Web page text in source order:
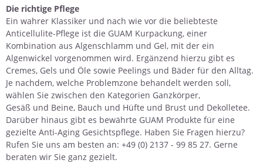
Die richtige Pflege
Ein wahrer Klassiker und nach wie vor die beliebteste
Anticellulite-Pflege ist die GUAM Kurpackung, einer
Kombination aus Algenschlamm und Gel, mit der ein
Algenwickel vorgenommen wird. Ergänzend hierzu gibt es
Cremes, Gels und Öle sowie Peelings und Bäder für den Alltag.
Je nachdem, welche Problemzone behandelt werden soll,
wählen Sie zwischen den Kategorien Ganzkörper,
Gesäß und Beine, Bauch und Hüfte und Brust und Dekolletee.
Darüber hinaus gibt es bewährte GUAM Produkte für eine
gezielte Anti-Aging Gesichtspflege. Haben Sie Fragen hierzu?
Rufen Sie uns am besten an: +49 (0) 2137 - 99 85 27. Gerne
beraten wir Sie ganz gezielt.